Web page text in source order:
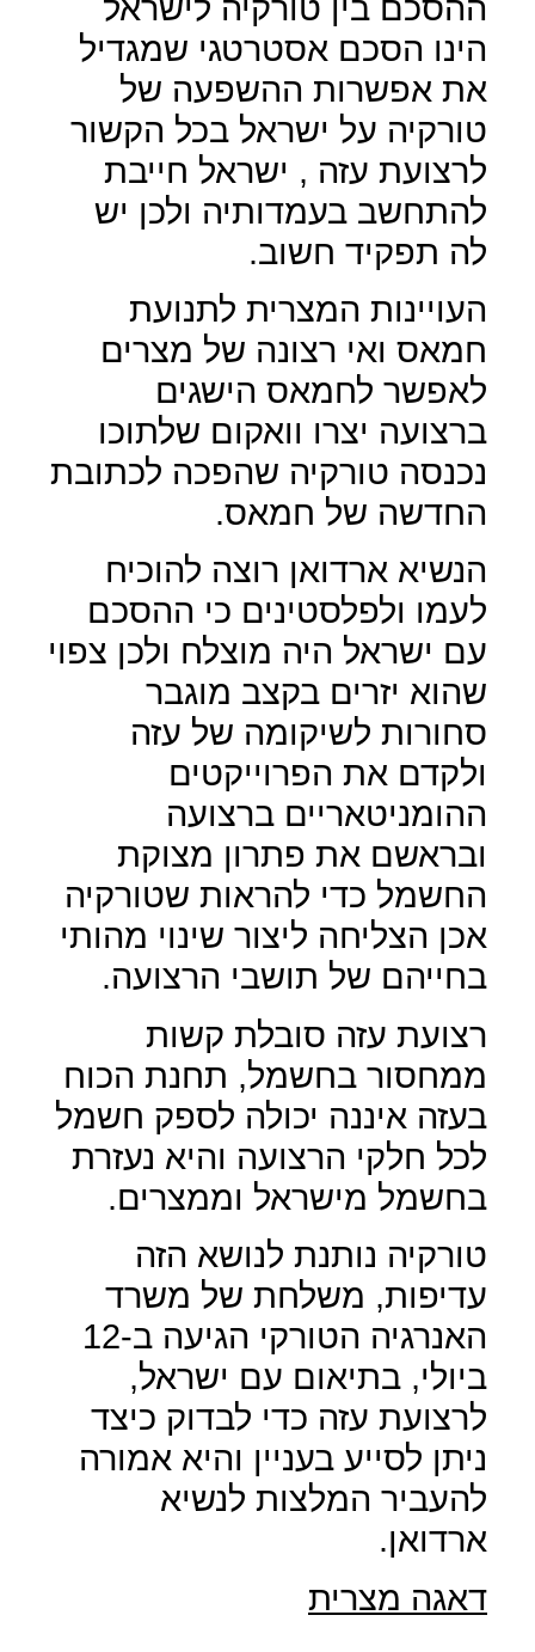
הינו הסכם אסטרטגי שמגדיל
את אפשרות ההשפעה של
טורקיה על ישראל בכל הקשור
לרצועת עזה , ישראל חייבת
להתחשב בעמדותיה ולכן יש
לה תפקיד חשוב.
העויינות המצרית לתנועת
חמאס ואי רצונה של מצרים
לאפשר לחמאס הישגים
ברצועה יצרו וואקום שלתוכו
נכנסה טורקיה שהפכה לכתובת
החדשה של חמאס.
הנשיא ארדואן רוצה להוכיח
לעמו ולפלסטינים כי ההסכם
עם ישראל היה מוצלח ולכן צפוי
שהוא יזרים בקצב מוגבר
סחורות לשיקומה של עזה
ולקדם את הפרוייקטים
ההומניטאריים ברצועה
ובראשם את פתרון מצוקת
החשמל כדי להראות שטורקיה
אכן הצליחה ליצור שינוי מהותי
בחייהם של תושבי הרצועה.
רצועת עזה סובלת קשות
ממחסור בחשמל, תחנת הכוח
בעזה איננה יכולה לספק חשמל
לכל חלקי הרצועה והיא נעזרת
בחשמל מישראל וממצרים.
טורקיה נותנת לנושא הזה
עדיפות, משלחת של משרד
האנרגיה הטורקי הגיעה ב-12
ביולי, בתיאום עם ישראל,
לרצועת עזה כדי לבדוק כיצד
ניתן לסייע בעניין והיא אמורה
להעביר המלצות לנשיא
ארדואן.
דאגה מצרית